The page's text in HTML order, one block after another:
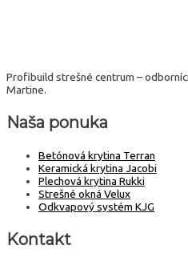
Profibuild strešné centrum –
Martine.
Naša ponuka
Betónová krytina Terran
Keramická krytina Jacobi
Plechová krytina Rukki
Strešné okná Velux
Odkvapový systém KJG
Kontakt